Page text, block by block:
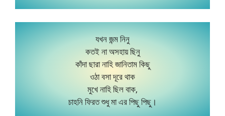
যখন জন্ম নিনু
কতই না অসহায় ছিনু
কাঁদা ছারা নাহি জানিতাম কিছু
ওঠা বসা দূরে থাক
মুখে নাহি ছিল বাক,
চাহনি ফিরত শুধু মা এর পিছু পিছু।